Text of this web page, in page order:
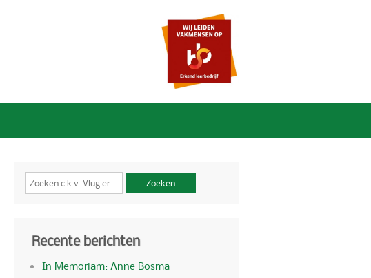
Zoeken
Recente berichten
In Memoriam: Anne Bosma